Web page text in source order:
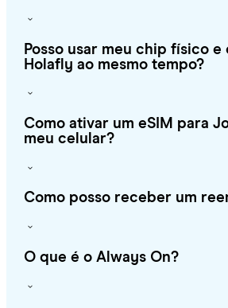
Posso usar meu chip físico e
Holafly ao mesmo tempo?
Como ativar um eSIM para
meu celular?
Como posso receber um
O que é o Always On?